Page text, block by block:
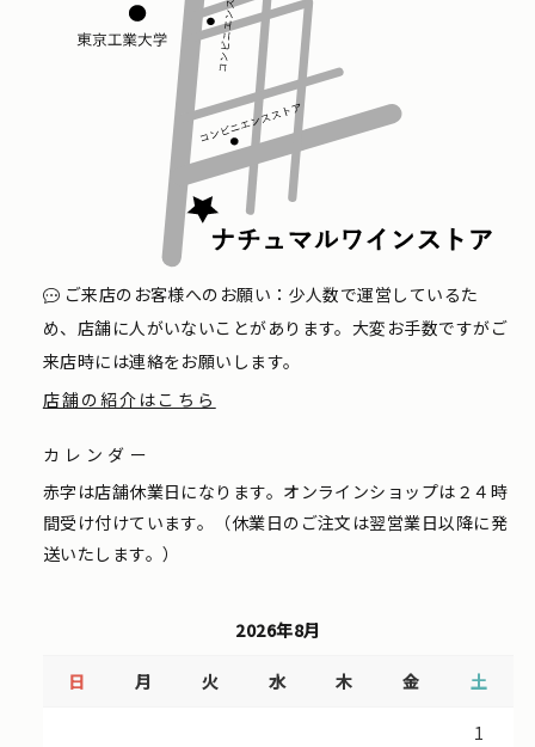
ご来店のお客様へのお願い：少人数で運営しているた
め、店舗に人がいないことがあります。大変お手数ですがご
来店時には連絡をお願いします。
店舗の紹介はこちら
カレンダー
赤字は店舗休業日になります。オンラインショップは２４時
間受け付けています。（休業日のご注文は翌営業日以降に発
送いたします。）
2026年8月
日 月 火 水 木 金 土
1